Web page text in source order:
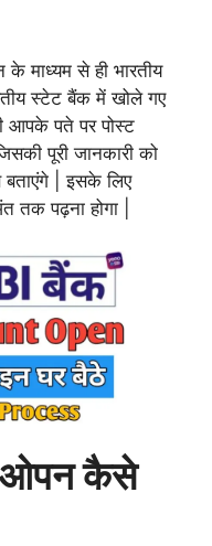
माध्यम से ही भारतीय
स्टेट बैंक में खोले गए
आपके पते पर पोस्ट
पूरी जानकारी को
| इसके लिए
तक पढ़ना होगा |
ओपन कैसे